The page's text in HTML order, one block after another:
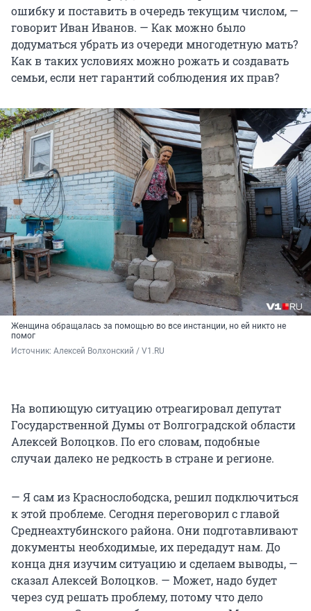
ошибку и поставить в очередь текущим числом, —
говорит Иван Иванов. — Как можно было
додуматься убрать из очереди многодетную мать?
Как в таких условиях можно рожать и создавать
семьи, если нет гарантий соблюдения их прав?
Женщина обращалась за помощью во все инстанции, но ей никто не
помог
Источник: Алексей Волхонский / V1.RU
На вопиющую ситуацию отреагировал депутат
Государственной Думы от Волгоградской области
Алексей Волоцков. По его словам, подобные
случаи далеко не редкость в стране и регионе.
— Я сам из Краснослободска, решил подключиться
к этой проблеме. Сегодня переговорил с главой
Среднеахтубинского района. Они подготавливают
документы необходимые, их передадут нам. До
конца дня изучим ситуацию и сделаем выводы, —
сказал Алексей Волоцков. — Может, надо будет
через суд решать проблему, потому что дело